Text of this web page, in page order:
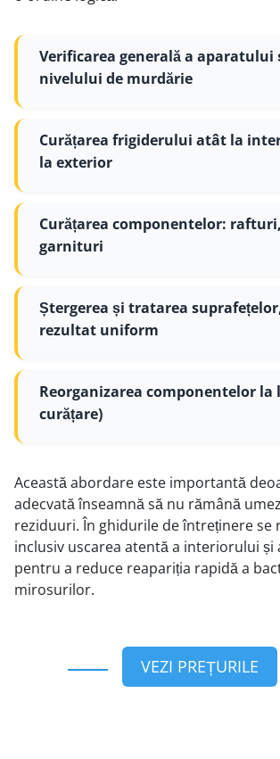
Verificarea generală a aparatului
nivelului de murdărie
Curățarea frigiderului atât la
la exterior
Curățarea componentelor:
garnituri
Ștergerea și tratarea
rezultat uniform
Reorganizarea componentelor la
curățare)
Această abordare este importantă
adecvată înseamnă să nu rămână
reziduuri. În ghidurile de întreținere se
inclusiv uscarea atentă a interiorului
pentru a reduce reapariția rapidă a
mirosurilor.
VEZI PREȚURILE